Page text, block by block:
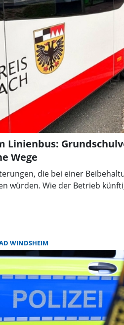
Linienbus:
Wege
die bei einer
würden. Wie der Betrieb
WINDSHEIM